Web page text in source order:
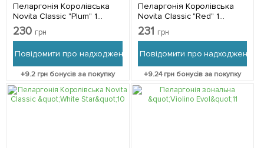
Пеларгонія Королівська
Novita Classic "Plum" 1
саджанець в упаковці
230 грн
Повідомити про надходження
+9.2 грн бонусів за покупку
Пеларгонія Королівська
Novita Classic "Red" 1
саджанець в упаковці
231 грн
Повідомити про надходження
+9.24грн бонусів за покупку